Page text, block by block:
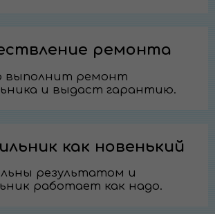
ремонта
выполнит ремонт
и выдаст гарантию.
как новенький
результатом и
работает как надо.